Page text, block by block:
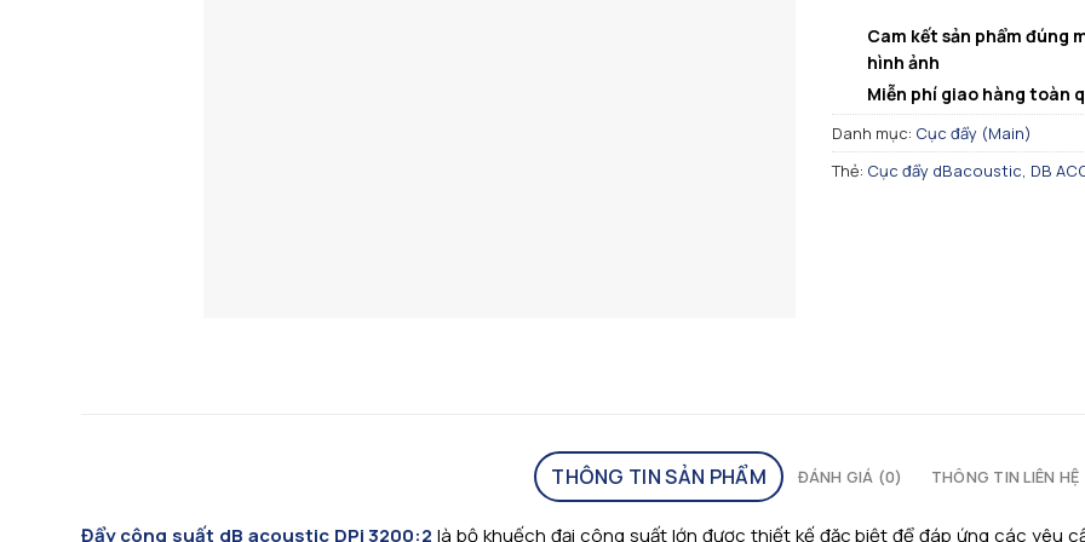
Cam kết sản phẩm đúng
hình ảnh
Miễn phí giao hàng toàn
Danh mục: Cục đẩy (Main)
Thẻ: Cục đẩy dBacoustic, DB
THÔNG TIN SẢN PHẨM ĐÁNH GIÁ (0) THÔNG TIN LIÊN HỆ
Đẩy công suất dB acoustic DPi 3200:2 là bộ khuếch đại công suất lớn được thiết kế đặc biệt để đáp ứng các yêu